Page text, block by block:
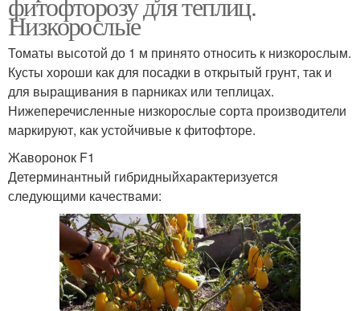
Низкорослые
Томаты высотой до 1 м принято относить к низкорослым.
Кусты хороши как для посадки в открытый грунт, так и
для выращивания в парниках или теплицах.
Нижеперечисленные низкорослые сорта производители
маркируют, как устойчивые к фитофторе.
Жаворонок F1
Детерминантный гибридныйхарактеризуется
следующими качествами: